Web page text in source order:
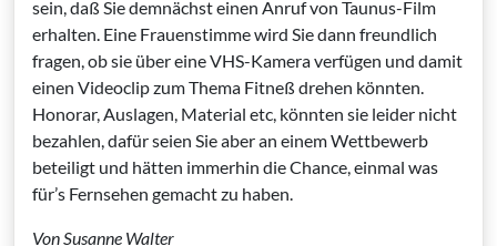
sein, daß Sie demnächst einen Anruf von Taunus-Film
erhalten. Eine Frauenstimme wird Sie dann freundlich
fragen, ob sie über eine VHS-Kamera verfügen und damit
einen Videoclip zum Thema Fitneß drehen könnten.
Honorar, Auslagen, Material etc, könnten sie leider nicht
bezahlen, dafür seien Sie aber an einem Wettbewerb
beteiligt und hätten immerhin die Chance, einmal was
für’s Fernsehen gemacht zu haben.
Von Susanne Walter